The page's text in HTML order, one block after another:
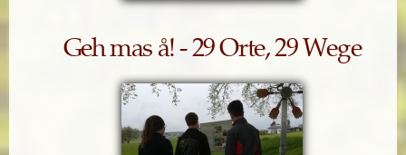
Geh mas å! - 29 Orte, 29 Wege